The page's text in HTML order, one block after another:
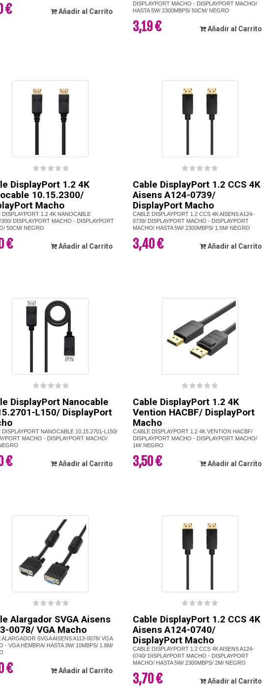
€ Añadir al Carrito
DISPLAYPORT MACHO - DISPLAYPORT MACHO/
HASTA 5W/ 2300MBPS/ 50CM/ NEGRO
3,19 € Añadir al Carrito
DisplayPort 1.2 4K
10.15.2300/
Macho
DISPLAYPORT 1.2 4K NANOCABLE
DISPLAYPORT MACHO - DISPLAYPORT
50CM/ NEGRO
€ Añadir al Carrito
Cable DisplayPort 1.2 CCS 4K
Aisens A124-0739/
DisplayPort Macho
CABLE DISPLAYPORT 1.2 CCS 4K AISENS A124-
0739/ DISPLAYPORT MACHO - DISPLAYPORT
MACHO/ HASTA 5W/ 2300MBPS/ 1.5M/ NEGRO
3,40 € Añadir al Carrito
DisplayPort Nanocable
L150/ DisplayPort
DISPLAYPORT NANOCABLE 10.15.2701-L150/
MACHO - DISPLAYPORT MACHO/
€ Añadir al Carrito
Cable DisplayPort 1.2 4K
Vention HACBF/ DisplayPort
Macho
CABLE DISPLAYPORT 1.2 4K VENTION HACBF/
DISPLAYPORT MACHO - DISPLAYPORT MACHO/
1M/ NEGRO
3,50 € Añadir al Carrito
Alargador SVGA Aisens
0078/ VGA Macho
ALARGADOR SVGA AISENS A113-0078/ VGA
- VGA HEMBRA/ HASTA 3W/ 10MBPS/ 1.8M/
€ Añadir al Carrito
Cable DisplayPort 1.2 CCS 4K
Aisens A124-0740/
DisplayPort Macho
CABLE DISPLAYPORT 1.2 CCS 4K AISENS A124-
0740/ DISPLAYPORT MACHO - DISPLAYPORT
MACHO/ HASTA 5W/ 2300MBPS/ 2M/ NEGRO
3,70 € Añadir al Carrito